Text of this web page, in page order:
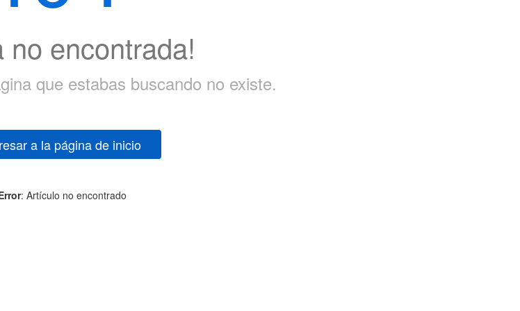
no encontrada!
que estabas buscando no existe.
a la página de inicio
: Artículo no encontrado